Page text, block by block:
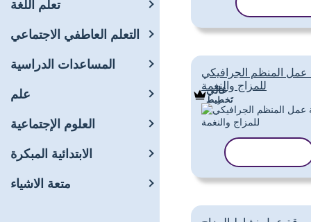
تعلم اللغة
التعلم العاطفي الاجتماعي
المساعدات الدراسية
علم
العلوم الإجتماعية
الابتدائية المبكرة
متعة الاشياء
عمل المنظم الجرافيكي
للمزاج والنغمة
غالي
تَخطِيط